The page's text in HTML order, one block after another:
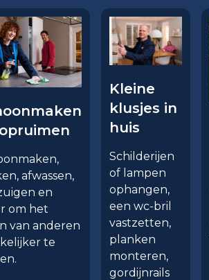
afwassen,
en
om het
van anderen
te
Kleine
klusjes in
huis
Schilderijen
of lampen
ophangen,
een wc-bril
vastzetten,
planken
monteren,
gordijnrails